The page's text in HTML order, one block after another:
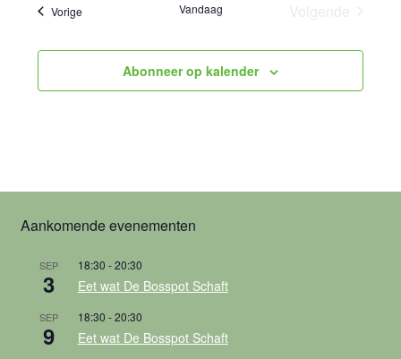
Vorige Vandaag
Abonneer op kalender
Aankomende evenementen
SEP
3
18:30 -20:30
Eet wat De Bosspot Schaft
SEP
9
18:30 -20:30
Eet wat De Bosspot Schaft